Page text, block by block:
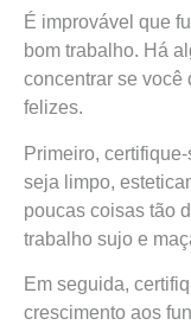
É improvável que
bom trabalho. Há
concentrar se você
felizes.
Primeiro,
seja limpo,
poucas coisas tão
trabalho sujo e
Em seguida,
crescimento aos